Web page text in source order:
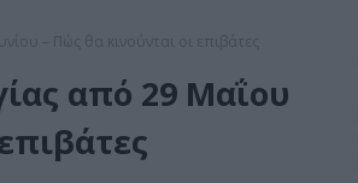
από 29 Μαΐου